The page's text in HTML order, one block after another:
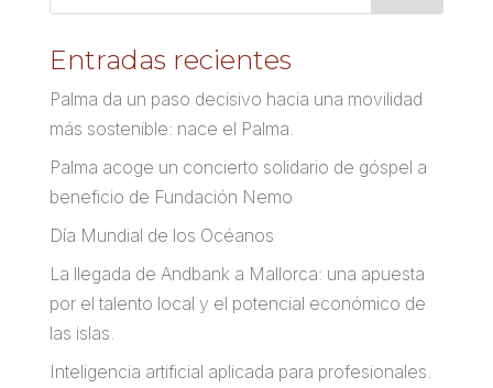
Entradas recientes
Palma da un paso decisivo hacia una movilidad
más sostenible: nace el Palma.
Palma acoge un concierto solidario de góspel a
beneficio de Fundación Nemo
Día Mundial de los Océanos
La llegada de Andbank a Mallorca: una apuesta
por el talento local y el potencial económico de
las islas.
Inteligencia artificial aplicada para profesionales.